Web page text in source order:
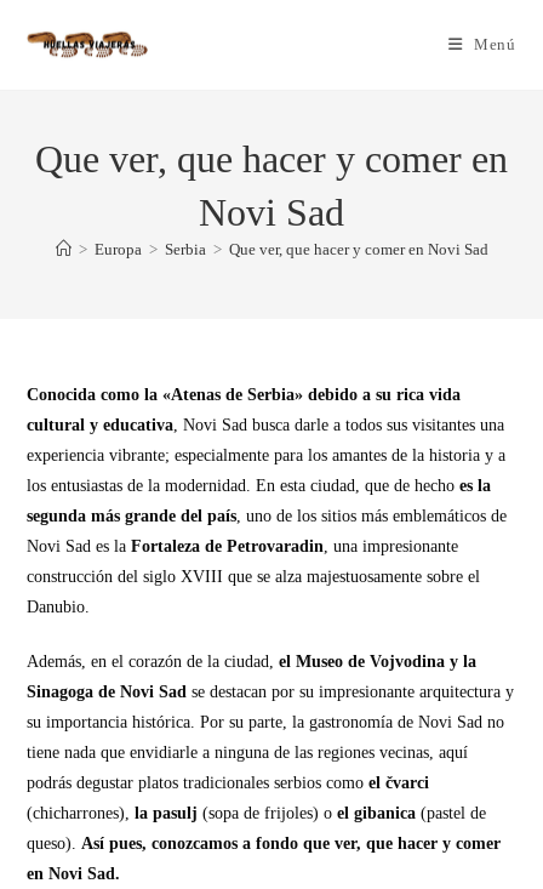
Menú
Que ver, que hacer y comer en
Novi Sad
> Europa > Serbia > Que ver, que hacer y comer en Novi Sad
Conocida como la «Atenas de Serbia» debido a su rica vida
cultural y educativa, Novi Sad busca darle a todos sus visitantes una
experiencia vibrante; especialmente para los amantes de la historia y a
los entusiastas de la modernidad. En esta ciudad, que de hechoes la
segunda más grande del país, uno de los sitios más emblemáticos de
Novi Sad es laFortaleza de Petrovaradin, una impresionante
construcción del siglo XVIII que se alza majestuosamente sobre el
Danubio.
Además, en el corazón de la ciudad,el Museo de Vojvodina y la
Sinagoga de Novi Sad se destacan por su impresionante arquitectura y
su importancia histórica. Por su parte, la gastronomía de Novi Sad no
tiene nada que envidiarle a ninguna de las regiones vecinas, aquí
podrás degustar platos tradicionales serbios comoel čvarci
(chicharrones),la pasulj (sopa de frijoles) oel gibanica (pastel de
queso).Así pues, conozcamos a fondo que ver, que hacer y comer
en Novi Sad.